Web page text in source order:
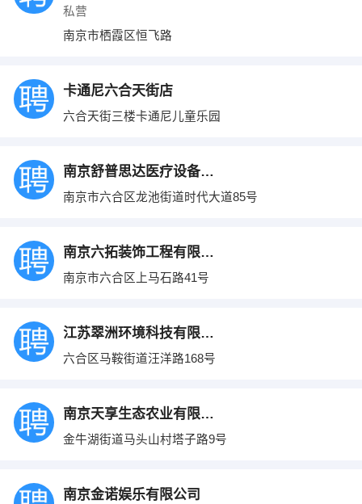
私营
南京市栖霞区恒飞路
卡通尼六合天街店
六合天街三楼卡通尼儿童乐园
南京舒普思达医疗设备有限公司
南京市六合区龙池街道时代大道85号
南京六拓装饰工程有限公司
南京市六合区上马石路41号
江苏翠洲环境科技有限公司
六合区马鞍街道汪洋路168号
南京天享生态农业有限公司
金牛湖街道马头山村塔子路9号
南京金诺娱乐有限公司